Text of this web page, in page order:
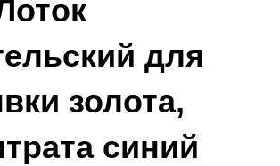
для
золота,
синий